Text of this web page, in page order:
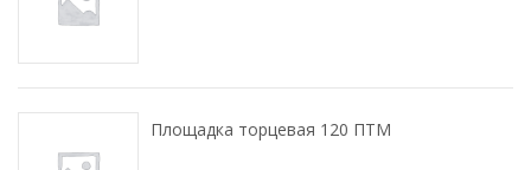
Площадка торцевая 120 ПТМ